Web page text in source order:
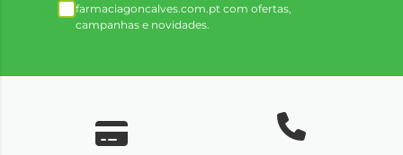
farmaciagoncalves.com.pt com ofertas,
campanhas e novidades.